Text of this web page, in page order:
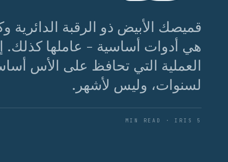
قميصك الأبيض ذو الرقبة الدائرية
هي أدوات أساسية - عاملها كذلك.
العملية التي تحافظ على الأس
لسنوات، وليس لأشهر.
5 MIN READ · IRIS